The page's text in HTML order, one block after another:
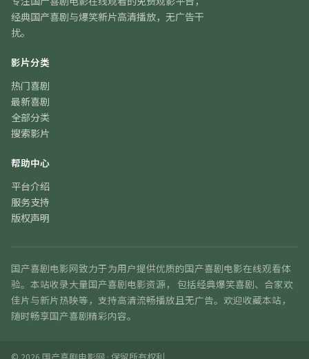
经典国产喜剧与爆笑新片高清播放，无广告干
扰。
影片分类
热门喜剧
最新喜剧
全部分类
搜索影片
帮助中心
平台介绍
服务支持
版权声明
国产喜剧电影网 致力于为用户提供优质的国产喜剧电影在线观看体
验。本站收录大量国产喜剧电影资源， 包括经典爆笑喜剧、合家欢
佳片与新片热映等，支持高清流畅播放且无广告。欢迎收藏本站，
随时畅享国产喜剧精彩内容。